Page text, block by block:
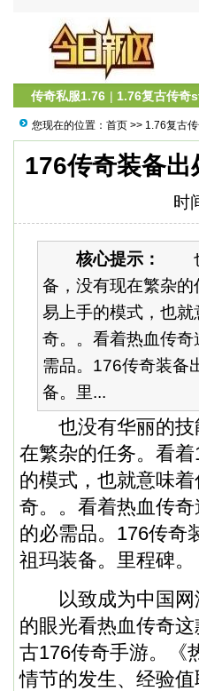
传奇私服1.76 | 1.76复古传奇
您现在的位置： 首页 >> 1.76复古
176传奇装备
时
核心提示：
也
备，没有现在繁杂
易上手的模式，也
奇。。看着热血传
需品。176传奇装备
备。里...
也没有华丽的技
在繁杂的任务。看
的模式，也就意味
奇。。看着热血传
的必需品。 176传奇
祖玛装备。里程碑。
以致成为中国网
的眼光看热血传奇
古176传奇手游。《
情节的发生、经验